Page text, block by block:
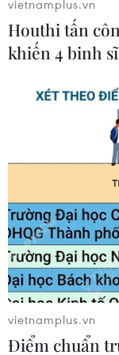
Theo dõi
vietnamplus.vn
Houthi tấn
khiến 4 binh
vietnamplus.vn
Điểm chuẩn